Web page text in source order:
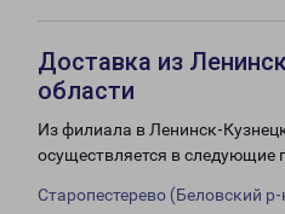
Доставка из
области
Из филиала в Ленинск-
осуществляется в следующие
Старопестерево (Беловский р-